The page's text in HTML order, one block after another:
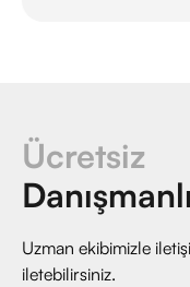
Ücretsiz
Uzman ekibimizle
iletebilirsiniz.